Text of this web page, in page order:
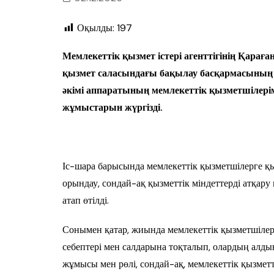
Оқылды: 197
Мемлекеттік қызмет істері агенттігінің
қызмет саласындағы бақылау
әкімі аппаратының мемлекеттік
жұмыстарын жүргізді.
Іс-шара барысында мемлекеттік қызметшілерге
орындау, сондай-ақ қызметтік міндеттерді атқару
атап өтілді.
Сонымен қатар, жиында мемлекеттік
себептері мен салдарына тоқталып, олардың
жұмысы мен рөлі, сондай-ақ, мемлекеттік